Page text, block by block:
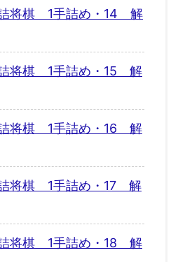
将棋 1手詰め・14 解
将棋 1手詰め・15 解
将棋 1手詰め・16 解
将棋 1手詰め・17 解
将棋 1手詰め・18 解